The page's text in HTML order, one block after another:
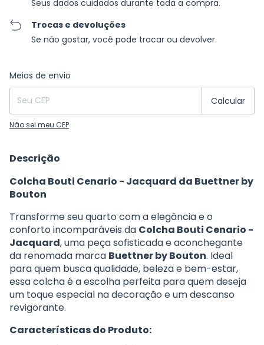
Seus dados cuidados durante toda a compra.
Trocas e devoluções
Se não gostar, você pode trocar ou devolver.
Entregas para o CEP:
Meios de envio
Calcular
Não sei meu CEP
Descrição
Colcha Bouti Cenario - Jacquard da Buettner by
Bouton
Transforme seu quarto com a elegância e o
conforto incomparáveis da Colcha Bouti Cenario -
Jacquard, uma peça sofisticada e aconchegante
da renomada marca Buettner by Bouton. Ideal
para quem busca qualidade, beleza e bem-estar,
essa colcha é a escolha perfeita para quem deseja
um toque especial na decoração e um descanso
revigorante.
Características do Produto: